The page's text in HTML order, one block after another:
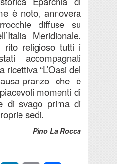
è noto, annovera
diffuse su
Meridionale.
rito religioso tutti i
accompagnati
ricettiva “L’Oasi del
pranzo che è
momenti di
di svago prima di
sedi.
Pino La Rocca